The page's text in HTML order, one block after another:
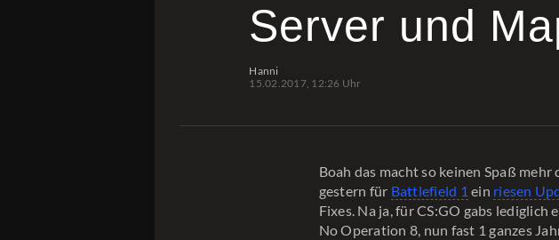
Server und
Hanni
15.02.2017, 12:26 Uhr
Boah das macht so keinen Spaß
gestern für Battlefield 1 ein riesen
Fixes. Na ja, für CS:GO gabs
No Operation 8, nun fast 1 ganzes